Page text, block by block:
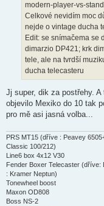
modern-player-vs-
Celkové nevidím moc
nejde o vintage ducha
Edit: se snímačema se
dimarzio DP421; krk
tele, ale na tvrdší
ducha telecasteru
Jj super, dik za postřehy.
objevilo Mexiko do 10 tak
pro mě asi jasná volba...
PRS MT15 (dříve : Peavey
Classic 100/212)
Line6 box 4x12 V30
Fender Boxer Telecaster (dříve:
: Kramer Neptun)
Tonewheel boost
Maxon OD808
Boss NS-2